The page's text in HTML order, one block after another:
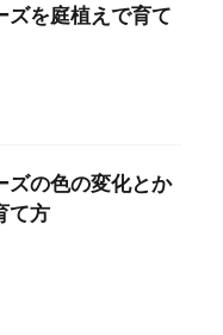
ズを庭植えで育て
ズの色の変化とか
て方